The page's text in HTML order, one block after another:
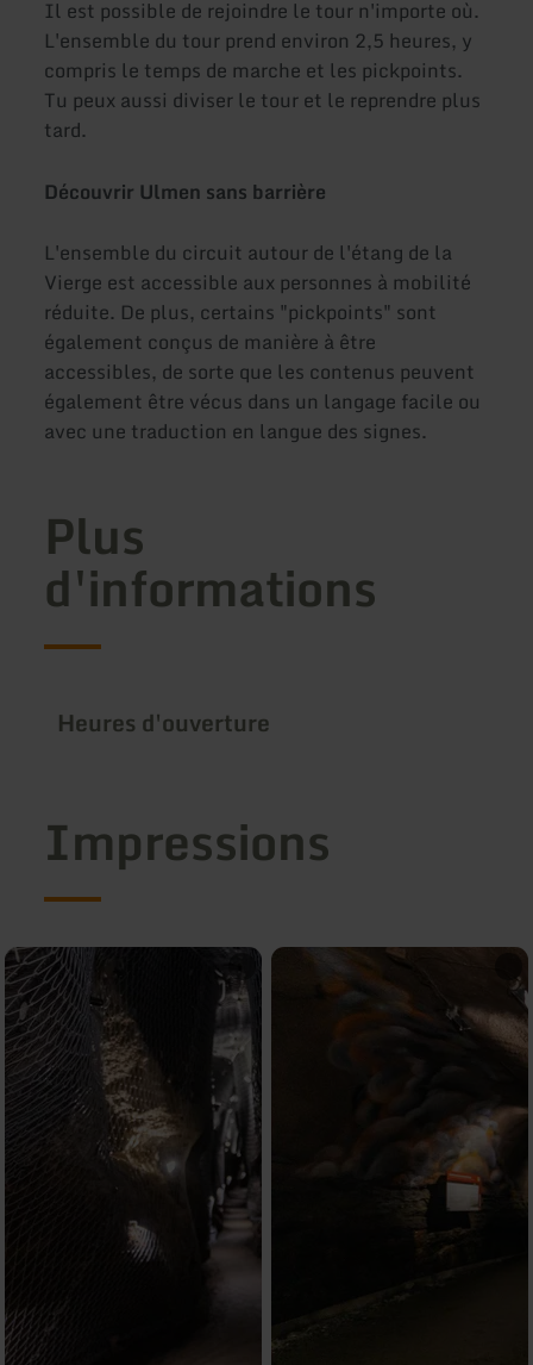
Il est possible de rejoindre le tour n'importe où.
L'ensemble du tour prend environ 2,5 heures, y
compris le temps de marche et les pickpoints.
Tu peux aussi diviser le tour et le reprendre plus
tard.
Découvrir Ulmen sans barrière
L'ensemble du circuit autour de l'étang de la
Vierge est accessible aux personnes à mobilité
réduite. De plus, certains "pickpoints" sont
également conçus de manière à être
accessibles, de sorte que les contenus peuvent
également être vécus dans un langage facile ou
avec une traduction en langue des signes.
Plus
d'informations
Heures d'ouverture
Impressions